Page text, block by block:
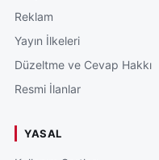
Reklam
Yayın İlkeleri
Düzeltme ve Cevap Hakkı
Resmi İlanlar
YASAL